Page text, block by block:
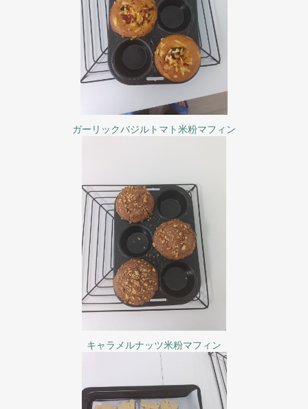
ガーリックバジルトマト米粉マフィン
キャラメルナッツ米粉マフィン